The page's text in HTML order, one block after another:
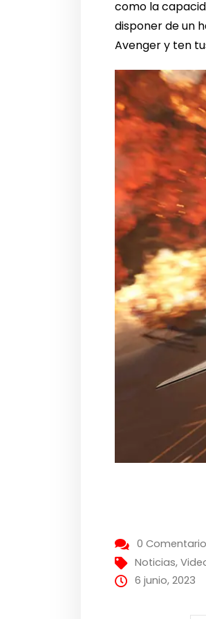
como la
disponer de un
Avenger y ten
0
Noticias,
6 junio, 2023